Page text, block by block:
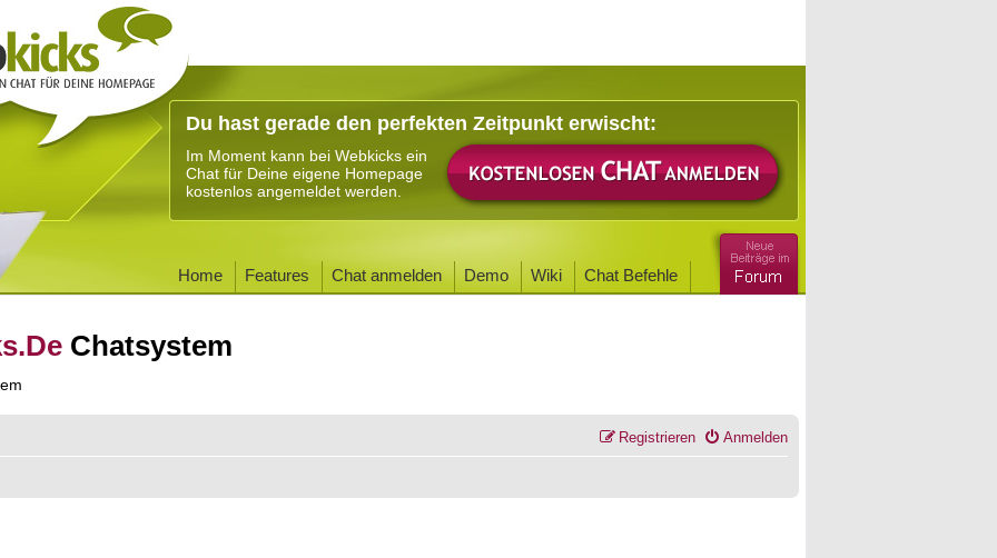
Du hast gerade den perfekten Zeitpunkt erwischt:
Im Moment kann bei Webkicks ein
Chat für Deine eigene Homepage
kostenlos angemeldet werden.
Home Features Chat anmelden Demo Wiki Chat Befehle
Chatsystem
Anmelden
Registrieren